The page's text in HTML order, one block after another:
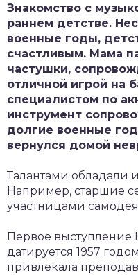
Знакомство с
раннем детстве.
военные годы,
счастливым. Мама
частушки,
отличной игрой на
специалистом по
инструмент
долгие военные
вернулся домой
Талантами обладали
Например, старшие
участницами
Первое выступление
датируется 1957
привлекала